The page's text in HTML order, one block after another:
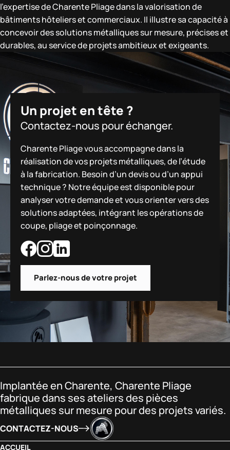
l’expertise de Charente Pliage dans la valorisation de
bâtiments hôteliers et commerciaux. Il illustre sa capacité à
concevoir des solutions métalliques sur mesure, précises et
durables, au service de projets ambitieux et exigeants.
Un projet en tête ?
Contactez-nous pour échanger.
Charente Pliage vous accompagne dans la
réalisation de vos projets métalliques, de l’étude
à la fabrication. Besoin d’un devis ou d’un appui
technique ? Notre équipe est disponible pour
analyser votre demande et vous orienter vers des
solutions adaptées, intégrant les opérations de
coupe, pliage et poinçonnage.
Parlez-nous de votre projet
Implantée en Charente, Charente Pliage
fabrique dans ses ateliers des pièces
métalliques sur mesure pour des projets variés.
CONTACTEZ-NOUS
ACCUEIL